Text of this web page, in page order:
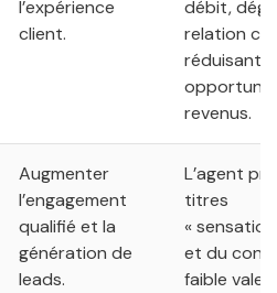
l’expérience
client.
débit,
relation
réduisant
revenus.
Augmenter
l’engagement
qualifié et la
génération de
leads.
L’agent
titres
«
et du
faible